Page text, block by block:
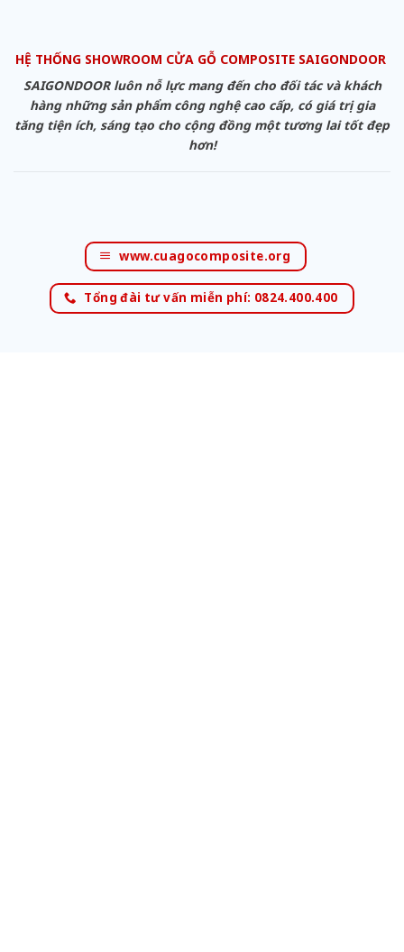
HỆ THỐNG SHOWROOM CỬA GỖ COMPOSITE SAIGONDOOR
SAIGONDOOR luôn nỗ lực mang đến cho đối tác và khách
hàng những sản phẩm công nghệ cao cấp, có giá trị gia
tăng tiện ích, sáng tạo cho cộng đồng một tương lai tốt đẹp
hơn!
www.cuagocomposite.org
Tổng đài tư vấn miễn phí: 0824.400.400